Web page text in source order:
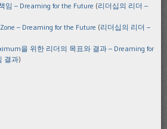
임 – Dreaming for the Future (리더십의 리더 –
– Dreaming for the Future (리더십의 리더 –
을 위한 리더의 목표와 결과 – Dreaming for
결과)